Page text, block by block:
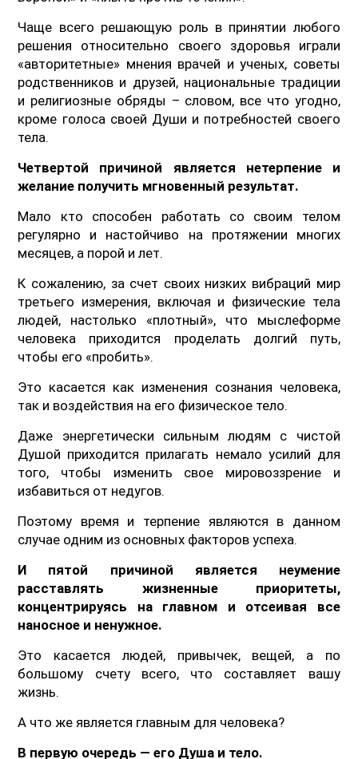
Чаще всего решающую роль в принятии любого
решения относительно своего здоровья играли
«авторитетные» мнения врачей и ученых, советы
родственников и друзей, национальные традиции
и религиозные обряды – словом, все что угодно,
кроме голоса своей Души и потребностей своего
тела.
Четвертой причиной является нетерпение и
желание получить мгновенный результат.
Мало кто способен работать со своим телом
регулярно и настойчиво на протяжении многих
месяцев, а порой и лет.
К сожалению, за счет своих низких вибраций мир
третьего измерения, включая и физические тела
людей, настолько «плотный», что мыслеформе
человека приходится проделать долгий путь,
чтобы его «пробить».
Это касается как изменения сознания человека,
так и воздействия на его физическое тело.
Даже энергетически сильным людям с чистой
Душой приходится прилагать немало усилий для
того, чтобы изменить свое мировоззрение и
избавиться от недугов.
Поэтому время и терпение являются в данном
случае одним из основных факторов успеха.
И пятой причиной является неумение
расставлять жизненные приоритеты,
концентрируясь на главном и отсеивая все
наносное и ненужное.
Это касается людей, привычек, вещей, а по
большому счету всего, что составляет вашу
жизнь.
А что же является главным для человека?
В первую очередь — его Душа и тело.